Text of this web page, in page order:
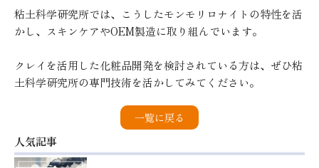
粘土科学研究所では、こうしたモンモリロナイトの特性を活
かし、スキンケアやOEM製造に取り組んでいます。
クレイを活用した化粧品開発を検討されている方は、ぜひ粘
土科学研究所の専門技術を活かしてみてください。
一覧に戻る
人気記事